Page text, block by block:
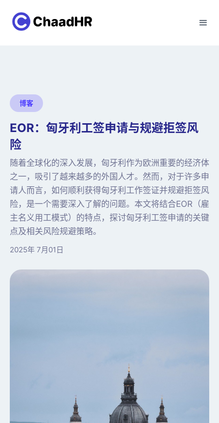
博客
EOR：匈牙利工签申请与规避拒签风
险
随着全球化的深入发展，匈牙利作为欧洲重要的经济体
之一，吸引了越来越多的外国人才。然而，对于许多申
请人而言，如何顺利获得匈牙利工作签证并规避拒签风
险，是一个需要深入了解的问题。本文将结合EOR（雇
主名义用工模式）的特点，探讨匈牙利工签申请的关键
点及相关风险规避策略。
2025年 7月01日